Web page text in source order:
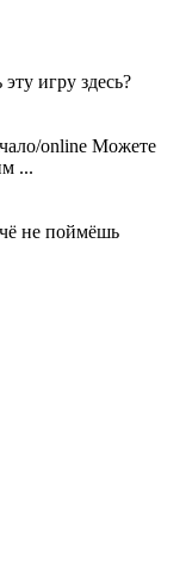
игру здесь?
online Можете
...
не поймёшь